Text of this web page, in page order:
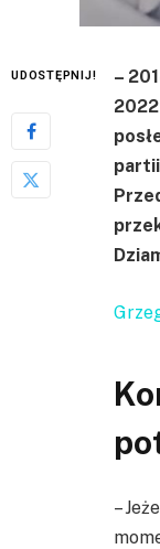
UDOSTĘPNIJ!
–
–